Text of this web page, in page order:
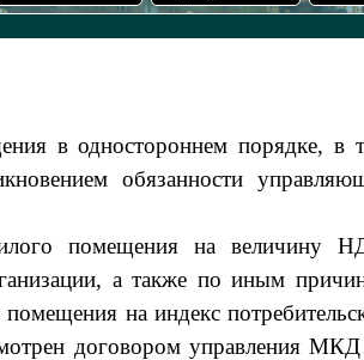
в одностороннем порядке, в
обязанности
помещения на величину
а также по иным
на индекс
договором управления